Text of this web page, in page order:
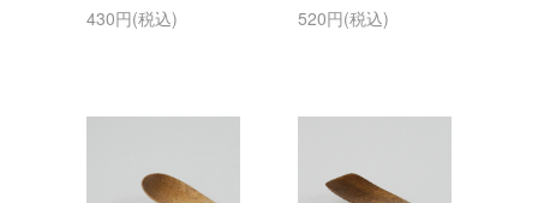
430円(税込)
520円(税込)